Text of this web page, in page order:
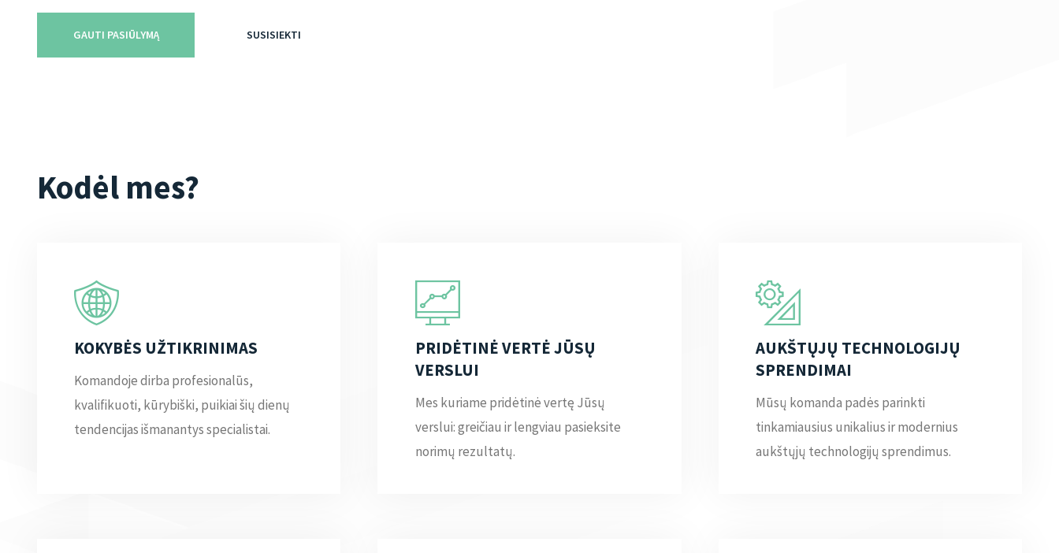
GAUTI PASIŪLYMĄ SUSISIEKTI
Kodėl mes?
KOKYBĖS UŽTIKRINIMAS
Komandoje dirba profesionalūs,
kvalifikuoti, kūrybiški, puikiai šių dienų
tendencijas išmanantys specialistai.
PRIDĖTINĖ VERTĖ JŪSŲ
VERSLUI
Mes kuriame pridėtinė vertę Jūsų
verslui: greičiau ir lengviau pasieksite
norimų rezultatų.
AUKŠTŲJŲ TECHNOLOGIJŲ
SPRENDIMAI
Mūsų komanda padės parinkti
tinkamiausius unikalius ir modernius
aukštųjų technologijų sprendimus.